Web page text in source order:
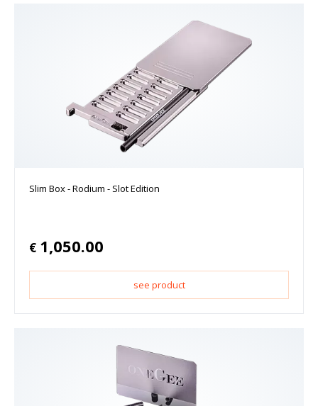
Slim Box - Rodium - Slot Edition
€ 1,050.00
see product